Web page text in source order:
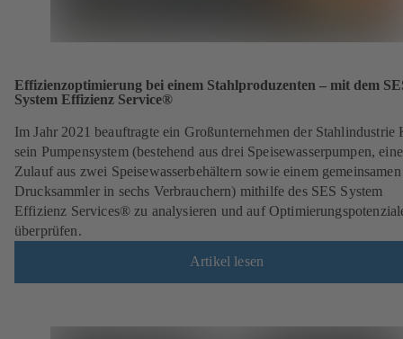
Effizienzoptimierung bei einem Stahlproduzenten – mit dem
System Effizienz Service®
Im Jahr 2021 beauftragte ein Großunternehmen der Stahlindustrie
sein Pumpensystem (bestehend aus drei Speisewasserpumpen,
Zulauf aus zwei Speisewasserbehältern sowie einem gemeinsamen
Drucksammler in sechs Verbrauchern) mithilfe des SES System
Effizienz Services® zu analysieren und auf
überprüfen.
Artikel lesen